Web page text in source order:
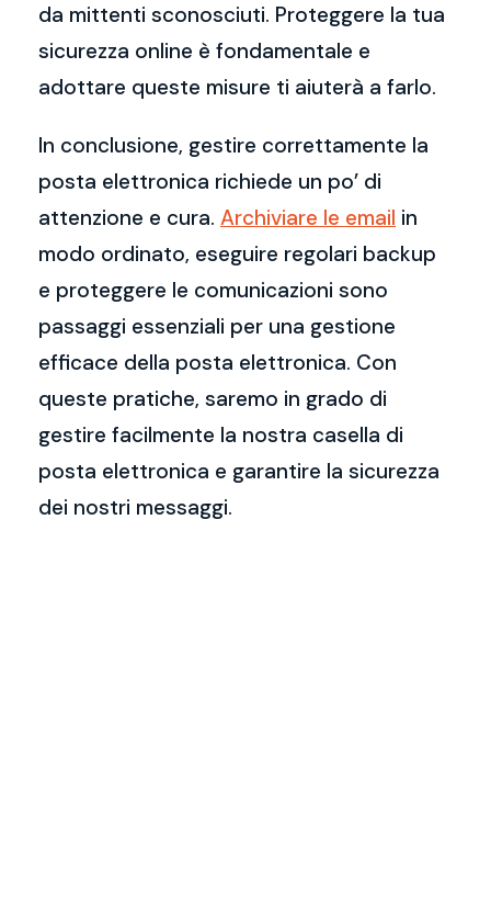
da mittenti sconosciuti. Proteggere la tua
sicurezza online è fondamentale e
adottare queste misure ti aiuterà a farlo.
In conclusione, gestire correttamente la
posta elettronica richiede un po’ di
attenzione e cura. Archiviare le email in
modo ordinato, eseguire regolari backup
e proteggere le comunicazioni sono
passaggi essenziali per una gestione
efficace della posta elettronica. Con
queste pratiche, saremo in grado di
gestire facilmente la nostra casella di
posta elettronica e garantire la sicurezza
dei nostri messaggi.